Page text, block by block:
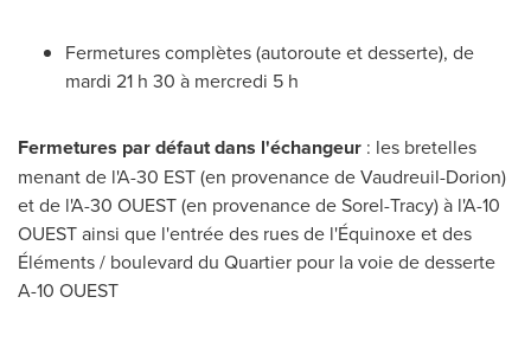
Fermetures complètes (autoroute et desserte), de
mardi 21 h 30 à mercredi 5 h
Fermetures par défaut dans l'échangeur : les bretelles
menant de l'A-30 EST (en provenance deVaudreuil-Dorion)
et de l'A-30 OUEST (en provenance deSorel-Tracy) à l'A-10
OUEST ainsi que l'entrée des rues de l'Équinoxe et des
Éléments / boulevard du Quartier pour la voie de desserte
A-10 OUEST